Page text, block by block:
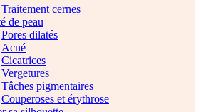
Traitement cernes
de peau
Pores dilatés
Acné
Cicatrices
Vergetures
Tâches pigmentaires
Couperoses et érythrose